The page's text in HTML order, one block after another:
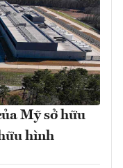
Mỹ sở hữu
hình